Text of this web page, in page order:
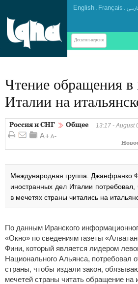
English . Français .
Десктоп-версия
Чтение обращения в
Италии на
Россия и СНГ Общее 13:17 - August
Международная группа: Джанфранко
иностранных дел Италии
в мечетях страны читались на
По данным Иранского
«Окно» по сведениям газеты
Фини, который является лидером
Национального Альянса, потребовал
страны, чтобы издали закон,
мечетей страны читать обращение на